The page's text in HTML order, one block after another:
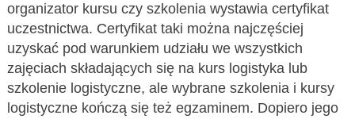
organizator kursu czy szkolenia wystawia certyfikat
uczestnictwa. Certyfikat taki można najczęściej
uzyskać pod warunkiem udziału we wszystkich
zajęciach składających się na kurs logistyka lub
szkolenie logistyczne, ale wybrane szkolenia i kursy
logistyczne kończą się też egzaminem. Dopiero jego